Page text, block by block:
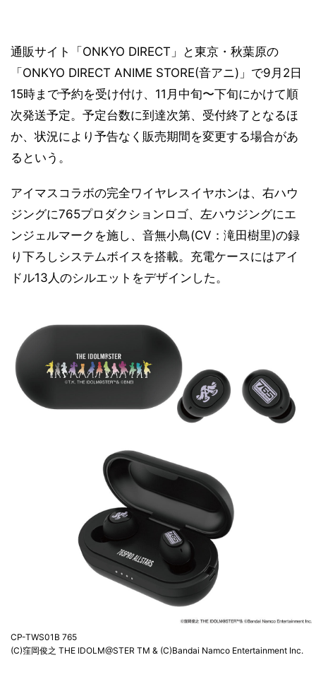
通販サイト「ONKYO DIRECT」と東京・秋葉原の
「ONKYO DIRECT ANIME STORE(音アニ)」で9月2日
15時まで予約を受け付け、11月中旬〜下旬にかけて順
次発送予定。予定台数に到達次第、受付終了となるほ
か、状況により予告なく販売期間を変更する場合があ
るという。
アイマスコラボの完全ワイヤレスイヤホンは、右ハウ
ジングに765プロダクションロゴ、左ハウジングにエ
ンジェルマークを施し、音無小鳥(CV：滝田樹里)の録
り下ろしシステムボイスを搭載。充電ケースにはアイ
ドル13人のシルエットをデザインした。
CP-TWS01B 765
(C)窪岡俊之 THE IDOLM@STER TM & (C)Bandai Namco Entertainment Inc.